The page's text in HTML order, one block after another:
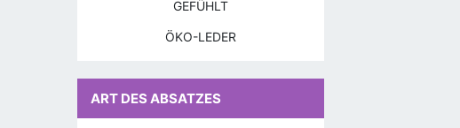
GEFÜHLT
ÖKO-LEDER
ART DES ABSATZES